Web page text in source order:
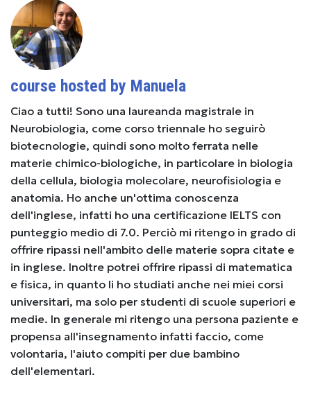
course hosted by Manuela
Ciao a tutti! Sono una laureanda magistrale in
Neurobiologia, come corso triennale ho seguirò
biotecnologie, quindi sono molto ferrata nelle
materie chimico-biologiche, in particolare in biologia
della cellula, biologia molecolare, neurofisiologia e
anatomia. Ho anche un'ottima conoscenza
dell'inglese, infatti ho una certificazione IELTS con
punteggio medio di 7.0. Perciò mi ritengo in grado di
offrire ripassi nell'ambito delle materie sopra citate e
in inglese. Inoltre potrei offrire ripassi di matematica
e fisica, in quanto li ho studiati anche nei miei corsi
universitari, ma solo per studenti di scuole superiori e
medie. In generale mi ritengo una persona paziente e
propensa all'insegnamento infatti faccio, come
volontaria, l'aiuto compiti per due bambino
dell'elementari.